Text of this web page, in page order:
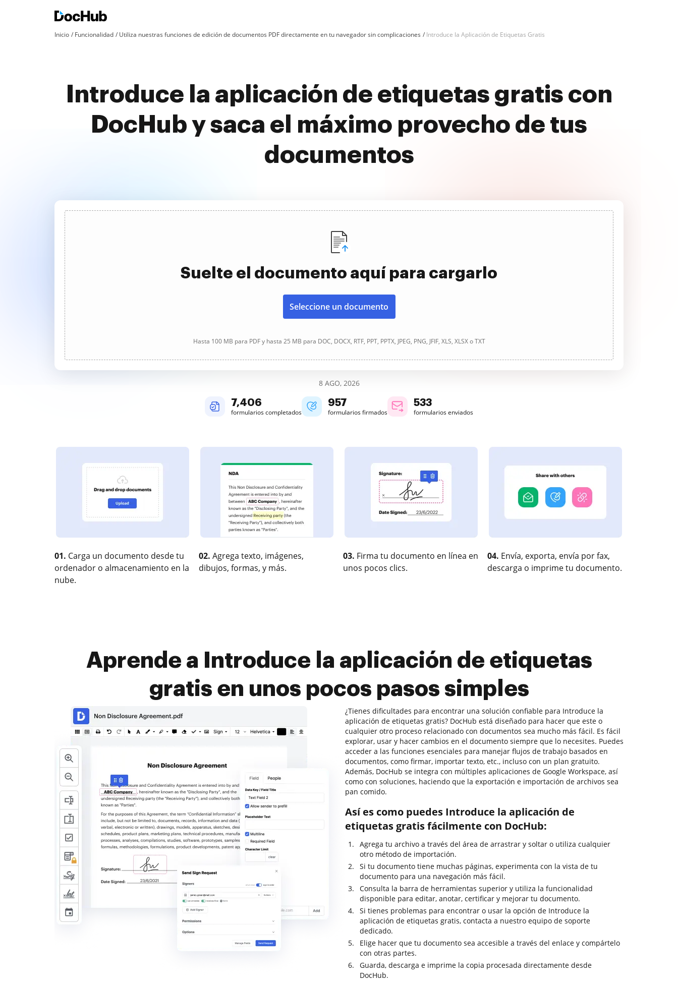
Inicio Funcionalidad Utiliza nuestras funciones de edición de documentos PDF directamente en tu navegador sin complicaciones Introduce la Aplicación de Etiquetas Gratis
Introduce la aplicación de etiquetas gratis con
DocHub y saca el máximo provecho de tus
documentos
Suelte el documento aquí para cargarlo
Seleccione un documento
Hasta 100 MB para PDF y hasta 25 MB para DOC, DOCX, RTF, PPT, PPTX, JPEG, PNG, JFIF, XLS, XLSX o TXT
8 AGO, 2026
7,406
formularios completados
958
formularios firmados
533
formularios enviados
01. Carga un documento desde tu
ordenador o almacenamiento en la
nube.
02. Agrega texto, imágenes,
dibujos, formas, y más.
03. Firma tu documento en línea en
unos pocos clics.
04. Envía, exporta, envía por fax,
descarga o imprime tu documento.
Aprende a Introduce la aplicación de etiquetas
gratis en unos pocos pasos simples
¿Tienes dificultades para encontrar una solución confiable para Introduce la
aplicación de etiquetas gratis? DocHub está diseñado para hacer que este o
cualquier otro proceso relacionado con documentos sea mucho más fácil. Es fácil
explorar, usar y hacer cambios en el documento siempre que lo necesites. Puedes
acceder a las funciones esenciales para manejar flujos de trabajo basados en
documentos, como firmar, importar texto, etc., incluso con un plan gratuito.
Además, DocHub se integra con múltiples aplicaciones de Google Workspace, así
como con soluciones, haciendo que la exportación e importación de archivos sea
pan comido.
Así es como puedes Introduce la aplicación de
etiquetas gratis fácilmente con DocHub:
Agrega tu archivo a través del área de arrastrar y soltar o utiliza cualquier
otro método de importación.
Si tu documento tiene muchas páginas, experimenta con la vista de tu
documento para una navegación más fácil.
Consulta la barra de herramientas superior y utiliza la funcionalidad
disponible para editar, anotar, certificar y mejorar tu documento.
Si tienes problemas para encontrar o usar la opción de Introduce la
aplicación de etiquetas gratis, contacta a nuestro equipo de soporte
dedicado.
Elige hacer que tu documento sea accesible a través del enlace y compártelo
con otras partes.
Guarda, descarga e imprime la copia procesada directamente desde
DocHub.